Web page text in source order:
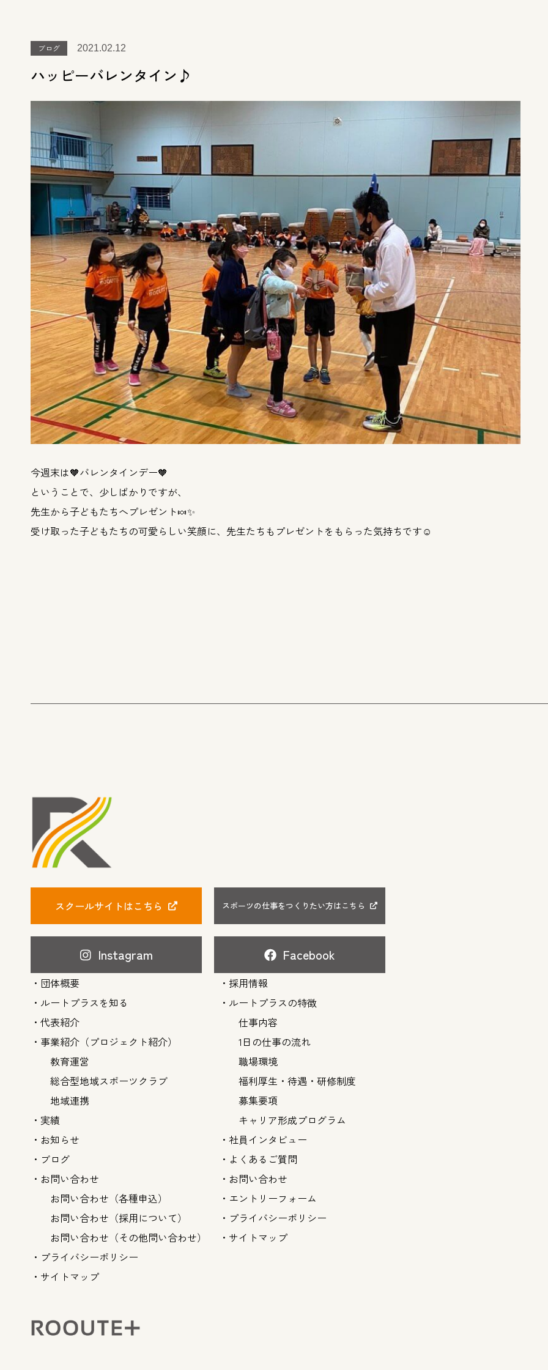
ブログ 2021.02.12
ハッピーバレンタイン♪
今週末は🧡バレンタインデー🧡
ということで、少しばかりですが、
先生から子どもたちへプレゼント🍬✨
受け取った子どもたちの可愛らしい笑顔に、先生たちもプレゼントをもらった気持ちです☺️
スクールサイトはこちら スポーツの仕事をつくりたい方はこちら
Instagram Facebook
団体概要
ルートプラスを知る
代表紹介
事業紹介（プロジェクト紹介）
教育運営
総合型地域スポーツクラブ
地域連携
実績
お知らせ
ブログ
お問い合わせ
お問い合わせ（各種申込）
お問い合わせ（採用について）
お問い合わせ（その他問い合わせ）
プライバシーポリシー
サイトマップ
採用情報
ルートプラスの特徴
仕事内容
1日の仕事の流れ
職場環境
福利厚生・待遇・研修制度
募集要項
キャリア形成プログラム
社員インタビュー
よくあるご質問
お問い合わせ
エントリーフォーム
プライバシーポリシー
サイトマップ